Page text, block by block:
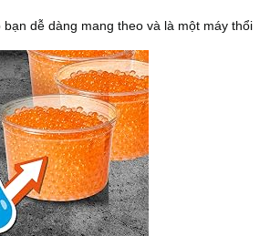
dễ dàng mang theo và là một máy thổi